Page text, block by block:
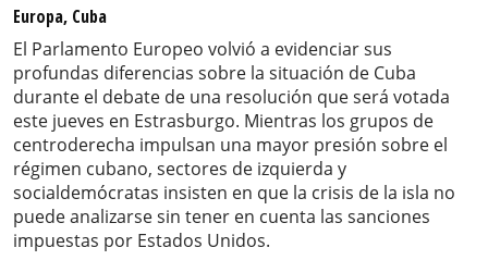
Europa, Cuba
El Parlamento Europeo volvió a evidenciar sus
profundas diferencias sobre la situación de Cuba
durante el debate de una resolución que será votada
este jueves en Estrasburgo. Mientras los grupos de
centroderecha impulsan una mayor presión sobre el
régimen cubano, sectores de izquierda y
socialdemócratas insisten en que la crisis de la isla no
puede analizarse sin tener en cuenta las sanciones
impuestas por Estados Unidos.